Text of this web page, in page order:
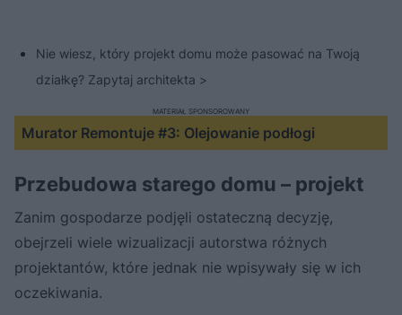
Nie wiesz, który projekt domu może pasować na Twoją
działkę? Zapytaj architekta >
Murator Remontuje #3: Olejowanie podłogi
MATERIAŁ SPONSOROWANY
Przebudowa starego domu – projekt
Zanim gospodarze podjęli ostateczną decyzję,
obejrzeli wiele wizualizacji autorstwa różnych
projektantów, które jednak nie wpisywały się w ich
oczekiwania.